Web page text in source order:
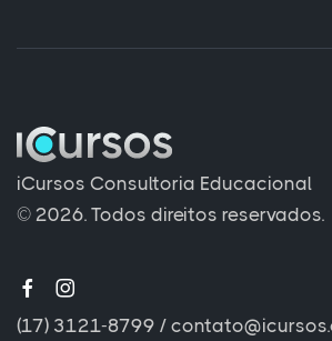
iCursos Consultoria Educacional
© 2026. Todos direitos reservados.
(17) 3121-8799 /